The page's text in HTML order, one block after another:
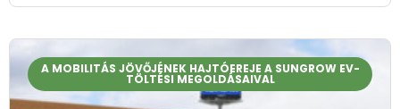
A MOBILITÁS JÖVŐJÉNEK HAJTÓEREJE A SUNGROW EV-
TÖLTÉSI MEGOLDÁSAIVAL